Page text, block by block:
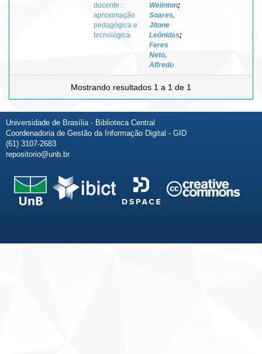
docente :
aproximação
pedagógica e
tecnológica
Welinton;
Soares,
Jitone
Leônidas;
Feres
Neto,
Alfredo
Mostrando resultados 1 a 1 de 1
Universidade de Brasília - Biblioteca Central
Coordenadoria de Gestão da Informação Digital - GID
(61) 3107-2683
repositorio@unb.br